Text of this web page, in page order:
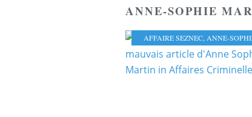
ANNE-SOPHIE
AFFAIRE SEZNEC, ANNE-SOPHIE